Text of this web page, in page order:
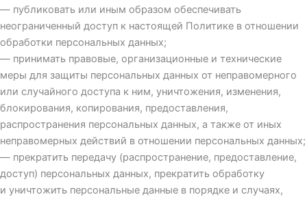
— публиковать или иным образом обеспечивать
неограниченный доступ к настоящей Политике в отношении
обработки персональных данных;
— принимать правовые, организационные и технические
меры для защиты персональных данных от неправомерного
или случайного доступа к ним, уничтожения, изменения,
блокирования, копирования, предоставления,
распространения персональных данных, а также от иных
неправомерных действий в отношении персональных данных;
— прекратить передачу (распространение, предоставление,
доступ) персональных данных, прекратить обработку
и уничтожить персональные данные в порядке и случаях,